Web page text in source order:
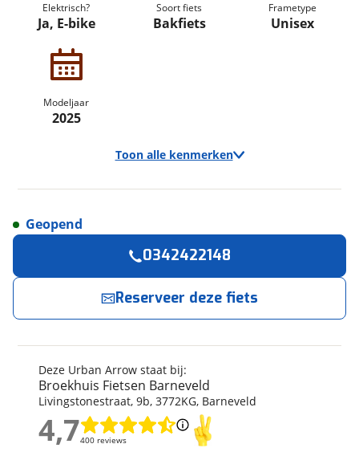
Elektrisch?
Ja, E-bike
Soort fiets
Bakfiets
Frametype
Unisex
Modeljaar
2025
Toon alle kenmerken
Breeze
Modeljaar
2025
Nieuw of occasion
Nieuw
Deze Urban Arrow staat bij:
Broekhuis Fietsen Barneveld
Livingstonestraat, 9b, 3772KG, Barneveld
4,7400 reviews
4,7
Geopend
0342422148
Reserveer deze fiets
Reserveernu!
Broekhuis Fietsen Barneveld neemt snel
contact met je op.
Naam
E-mailadres